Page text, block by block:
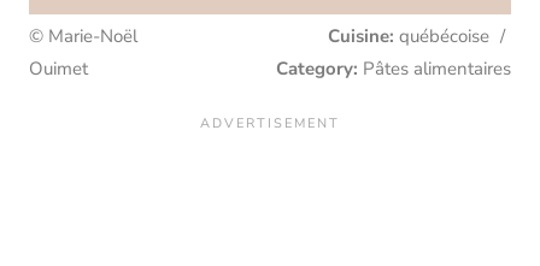
© Marie-Noël
Ouimet
Cuisine: québécoise /
Category: Pâtes alimentaires